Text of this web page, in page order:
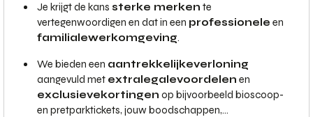
Je krijgt de kans sterke merken te
vertegenwoordigen en dat in een professionele en
familialewerkomgeving.
We bieden een aantrekkelijkeverloning
aangevuld met extralegalevoordelen en
exclusievekortingen op bijvoorbeeld bioscoop-
en pretparktickets, jouw boodschappen,...